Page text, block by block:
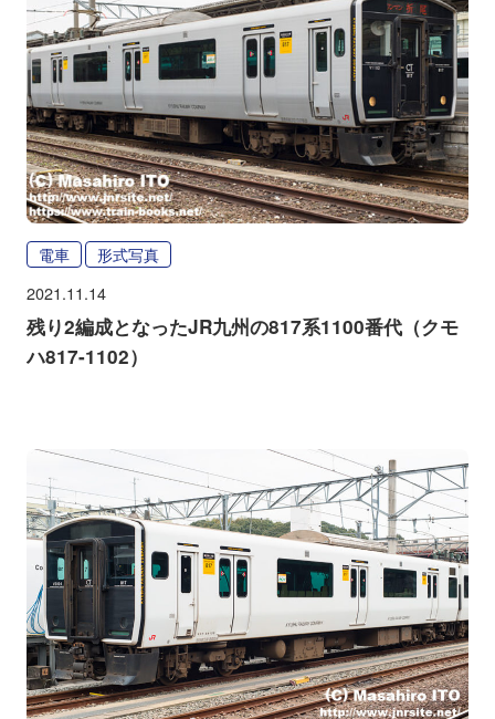
電車 形式写真
2021.11.14
残り2編成となったJR九州の817系1100番代（クモ
ハ817-1102）